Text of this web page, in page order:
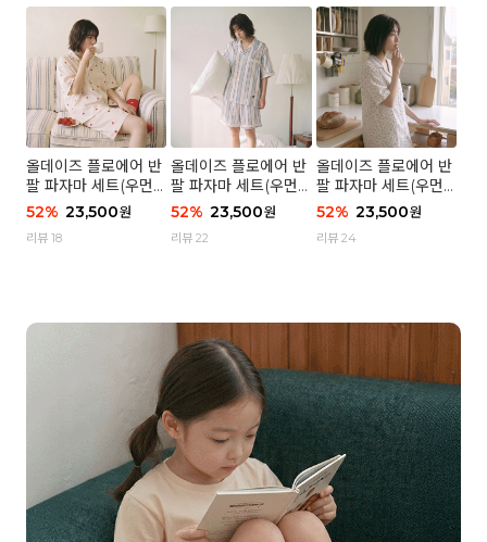
올데이즈 플로에어 반
팔 파자마 세트(우먼)
- 04 하트 컨페티
52% 23,500원
리뷰 18
올데이즈 플로에어 반
팔 파자마 세트(우먼)
- 03 브리즈 스트라이
52% 23,500원
리뷰 22
올데이즈 플로에어 반
팔 파자마 세트(우먼)
- 01 포슬 가든
52% 23,500원
리뷰 24